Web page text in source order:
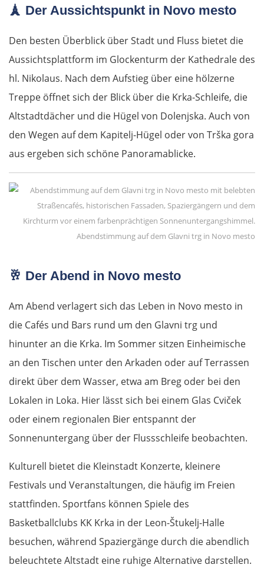
🗼 Der Aussichtspunkt in Novo mesto
Den besten Überblick über Stadt und Fluss bietet die
Aussichtsplattform im Glockenturm der Kathedrale des
hl. Nikolaus. Nach dem Aufstieg über eine hölzerne
Treppe öffnet sich der Blick über die Krka-Schleife, die
Altstadtdächer und die Hügel von Dolenjska. Auch von
den Wegen auf dem Kapitelj-Hügel oder von Trška gora
aus ergeben sich schöne Panoramablicke.
Abendstimmung auf dem Glavni trg in Novo mesto
🥂 Der Abend in Novo mesto
Am Abend verlagert sich das Leben in Novo mesto in
die Cafés und Bars rund um den Glavni trg und
hinunter an die Krka. Im Sommer sitzen Einheimische
an den Tischen unter den Arkaden oder auf Terrassen
direkt über dem Wasser, etwa am Breg oder bei den
Lokalen in Loka. Hier lässt sich bei einem Glas Cviček
oder einem regionalen Bier entspannt der
Sonnenuntergang über der Flussschleife beobachten.
Kulturell bietet die Kleinstadt Konzerte, kleinere
Festivals und Veranstaltungen, die häufig im Freien
stattfinden. Sportfans können Spiele des
Basketballclubs KK Krka in der Leon-Štukelj-Halle
besuchen, während Spaziergänge durch die abendlich
beleuchtete Altstadt eine ruhige Alternative darstellen.
Regensburg
Pfaffenhofen an der Ilm
München
Vöcklabruck
Linz
Amstetten
Wien
Slowakei
Bratislava
Nitra
Nové Zámky